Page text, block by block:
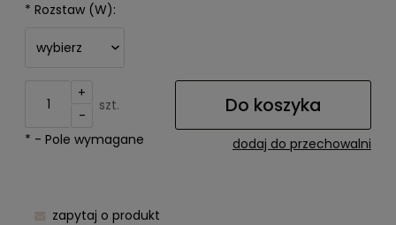
* Rozstaw (W):
+
-
szt. Do koszyka
dodaj do przechowalni
* - Pole wymagane
zapytaj o produkt